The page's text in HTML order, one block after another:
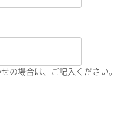
の場合は、ご記入ください。